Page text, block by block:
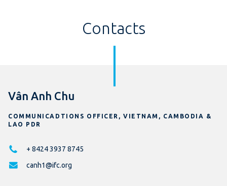
Contacts
Vân Anh Chu
COMMUNICADTIONS OFFICER, VIETNAM, CAMBODIA &
LAO PDR
+ 8424 3937 8745
canh1@ifc.org